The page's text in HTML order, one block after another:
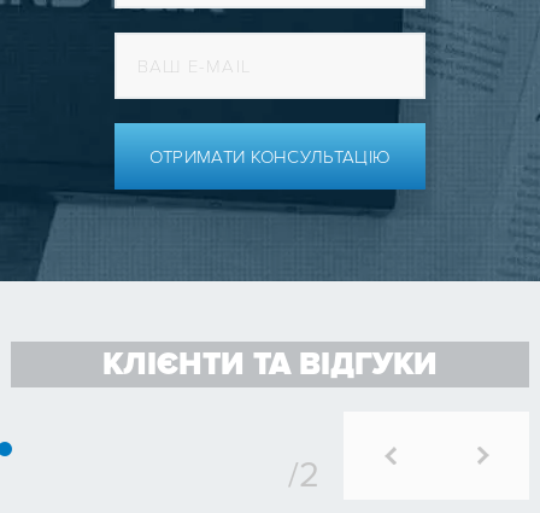
ОТРИМАТИ КОНСУЛЬТАЦІЮ
КЛІЄНТИ ТА ВІДГУКИ